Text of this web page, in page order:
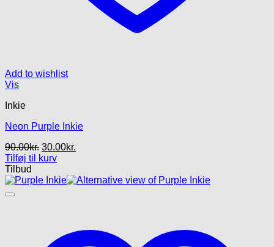
Add to wishlist
Vis
Inkie
Neon Purple Inkie
90.00kr. Den
oprindelige
var:
30.00kr.
er:
Tilføj til kurv
Tilbud